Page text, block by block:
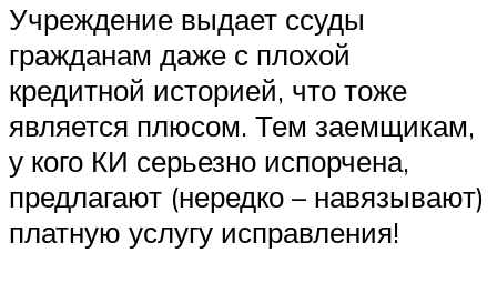
Учреждение выдает ссуды
гражданам даже с плохой
кредитной историей, что тоже
является плюсом. Тем заемщикам,
у кого КИ серьезно испорчена,
предлагают (нередко – навязывают)
платную услугу исправления!